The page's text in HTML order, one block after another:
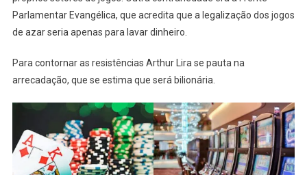
Parlamentar Evangélica, que acredita que a legalização dos jogos
de azar seria apenas para lavar dinheiro.
Para contornar as resistências Arthur Lira se pauta na
arrecadação, que se estima que será bilionária.